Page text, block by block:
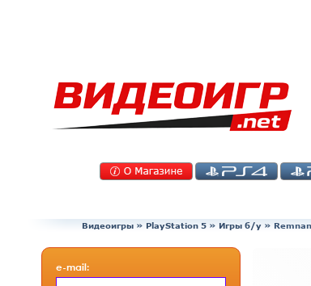
Видеоигры » PlayStation 5 » Игры б/у »
e-mail: